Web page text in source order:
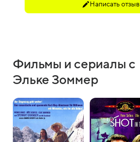
Написать отзыв
Фильмы и сериалы с
Эльке Зоммер